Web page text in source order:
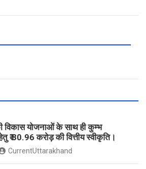
a
g
r
e
r
e
t
e
r
u
b
e
विकास योजनाओं के साथ ही कुम्भ
₹ 80.96 करोड़ की वित्तीय स्वीकृति।
CurrentUttarakhand